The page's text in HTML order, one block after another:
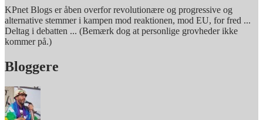
KPnet Blogs er åben overfor revolutionære og progressive og
alternative stemmer i kampen mod reaktionen, mod EU, for fred ...
Deltag i debatten ... (Bemærk dog at personlige grovheder ikke
kommer på.)
Bloggere